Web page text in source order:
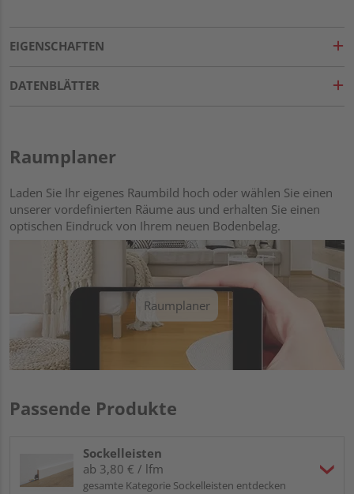
EIGENSCHAFTEN
DATENBLÄTTER
Raumplaner
Laden Sie Ihr eigenes Raumbild hoch oder wählen Sie einen
unserer vordefinierten Räume aus und erhalten Sie einen
optischen Eindruck von Ihrem neuen Bodenbelag.
Raumplaner
Passende Produkte
Sockelleisten
ab 3,80 € / lfm
gesamte Kategorie Sockelleisten entdecken